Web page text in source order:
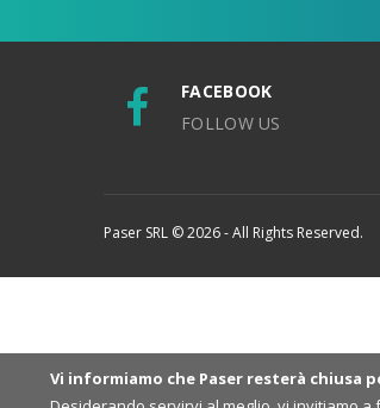
FACEBOOK
FOLLOW US
Paser SRL © 2026 - All Rights Reserved.
Vi informiamo che Paser resterà chiusa